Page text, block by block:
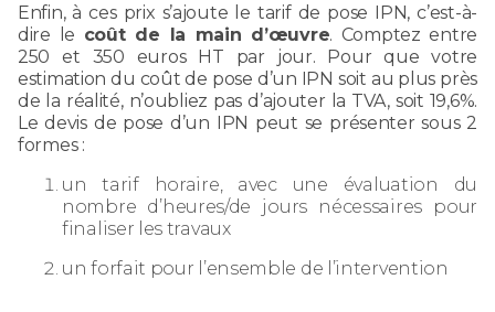
Enfin, à ces prix s’ajoute le tarif de pose IPN, c’est-à-
dire le coût de la main d’œuvre. Comptez entre
250 et 350 euros HT par jour. Pour que votre
estimation du coût de pose d’un IPN soit au plus près
de la réalité, n’oubliez pas d’ajouter la TVA, soit 19,6%.
Le devis de pose d’un IPN peut se présenter sous 2
formes :
un tarif horaire, avec une évaluation du
nombre d’heures/de jours nécessaires pour
finaliser les travaux
un forfait pour l’ensemble de l’intervention